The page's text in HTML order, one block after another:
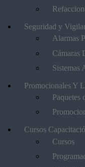
Seguridad y
Alarmas
Cámaras
Sistemas
Promocionales Y
Paquetes
Cursos
Cursos